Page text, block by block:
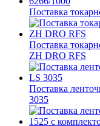
Поставка
Поставка
ZH DRO RFS
Поставка
3035